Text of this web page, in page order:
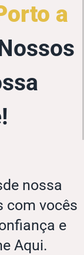
a
nossa
com vocês
e
Aqui.